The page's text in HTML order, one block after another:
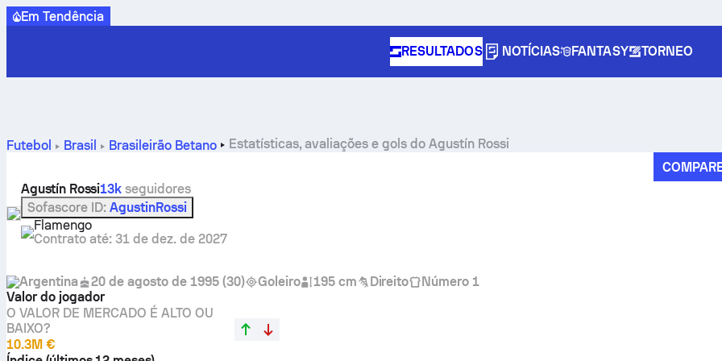
Em Tendência
RESULTADOS NOTÍCIAS FANTASY TORNEO
Futebol Brasil Brasileirão Betano Estatísticas, avaliações e gols do Agustín Rossi
Agustín Rossi13k seguidores
Sofascore ID: AgustinRossi
Flamengo
Contrato até: 31 de dez. de 2027
Argentina 20 de agosto de 1995 (30) Goleiro 195 cm Direito
Número 1
Valor do jogador
O VALOR DE MERCADO É ALTO OU
BAIXO?
10.3M €